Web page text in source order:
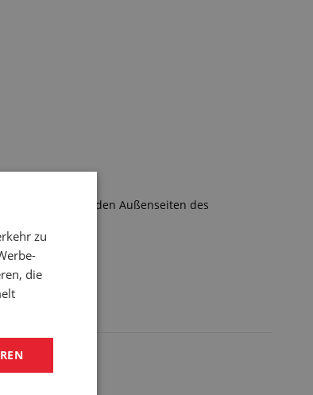
Platten, die von den Außenseiten des
zu
die